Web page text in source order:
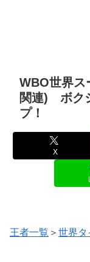
WBO世界ス
関連) ボク
プ！
X
王者一覧 ＞ 世界タ